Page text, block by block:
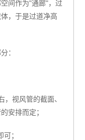
间作为"通廊"，过
，于是过道净高
：
视风管的截面、
安排而定；
；